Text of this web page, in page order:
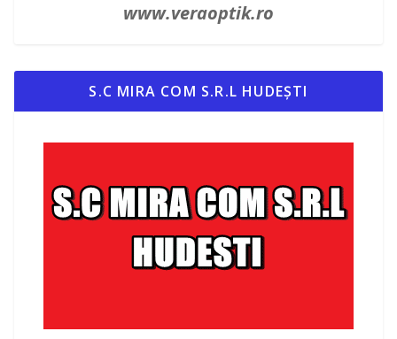
www.veraoptik.ro
S.C MIRA COM S.R.L HUDEȘTI